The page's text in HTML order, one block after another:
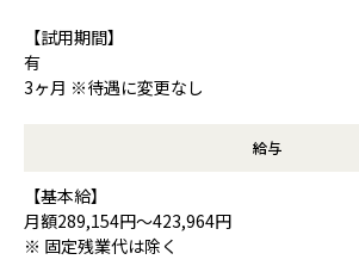
【試用期間】
有
3ヶ月 ※待遇に変更なし
給与
【基本給】
月額289,154円～423,964円
※ 固定残業代は除く